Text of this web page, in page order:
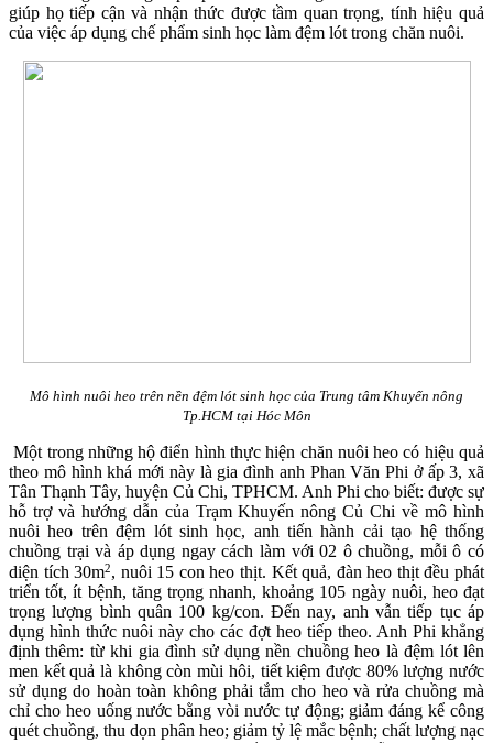
giúp họ tiếp cận và nhận thức được tầm quan trọng, tính hiệu quả
của việc áp dụng chế phẩm sinh học làm đệm lót trong chăn nuôi.
Mô hình nuôi heo trên nền đệm lót sinh học của Trung tâm Khuyến nông
Tp.HCM tại Hóc Môn
Một trong những hộ điển hình thực hiện chăn nuôi heo có hiệu quả
theo mô hình khá mới này là gia đình anh Phan Văn Phi ở ấp 3, xã
Tân Thạnh Tây, huyện Củ Chi, TPHCM. Anh Phi cho biết: được sự
hỗ trợ và hướng dẫn của Trạm Khuyến nông Củ Chi về mô hình
nuôi heo trên đệm lót sinh học, anh tiến hành cải tạo hệ thống
chuồng trại và áp dụng ngay cách làm với 02 ô chuồng, mỗi ô có
diện tích 30m2, nuôi 15 con heo thịt. Kết quả, đàn heo thịt đều phát
triển tốt, ít bệnh, tăng trọng nhanh, khoảng 105 ngày nuôi, heo đạt
trọng lượng bình quân 100 kg/con. Đến nay, anh vẫn tiếp tục áp
dụng hình thức nuôi này cho các đợt heo tiếp theo. Anh Phi khẳng
định thêm: từ khi gia đình sử dụng nền chuồng heo là đệm lót lên
men kết quả là không còn mùi hôi, tiết kiệm được 80% lượng nước
sử dụng do hoàn toàn không phải tắm cho heo và rửa chuồng mà
chỉ cho heo uống nước bằng vòi nước tự động; giảm đáng kể công
quét chuồng, thu dọn phân heo; giảm tỷ lệ mắc bệnh; chất lượng nạc